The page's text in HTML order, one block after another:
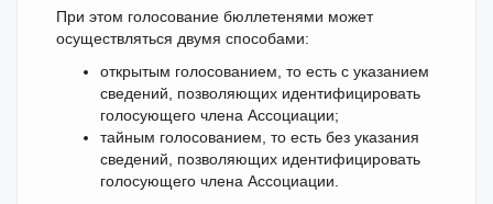
При этом голосование бюллетенями может
осуществляться двумя способами:
открытым голосованием, то есть с указанием
сведений, позволяющих идентифицировать
голосующего члена Ассоциации;
тайным голосованием, то есть без указания
сведений, позволяющих идентифицировать
голосующего члена Ассоциации.